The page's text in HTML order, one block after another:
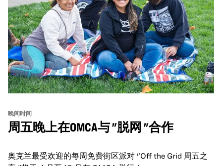
晚间时间
周五晚上在OMCA与 "脱网 "合作
奥克兰最受欢迎的每周免费街区派对 "Off the Grid 周五之